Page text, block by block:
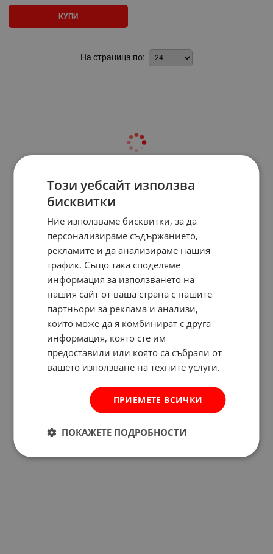
КУПИ
На страница по:
Този уебсайт използва
бисквитки
Ние използваме бисквитки, за да
персонализираме съдържанието,
рекламите и да анализираме нашия
трафик. Също така споделяме
информация за използването на
нашия сайт от ваша страна с нашите
партньори за реклама и анализи,
които може да я комбинират с друга
информация, която сте им
предоставили или която са събрали от
вашето използване на техните услуги.
ПРИЕМЕТЕ ВСИЧКИ
ПОКАЖЕТЕ ПОДРОБНОСТИ